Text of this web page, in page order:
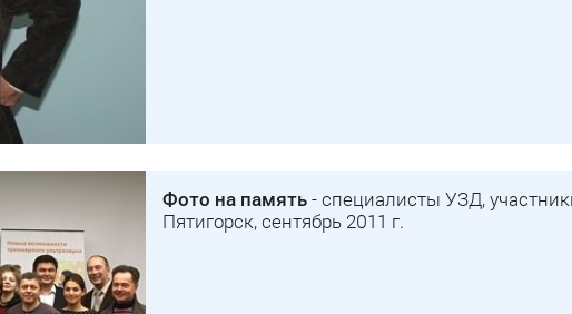
Фото на память- специалисты УЗД,
Пятигорск, сентябрь 2011 г.